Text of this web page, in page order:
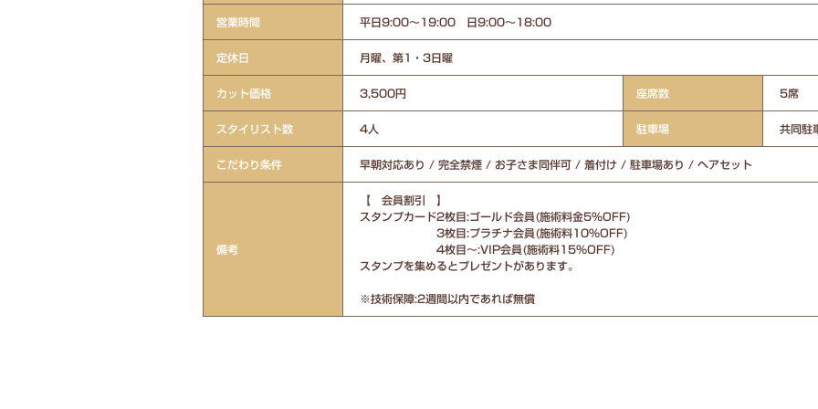
営業時間 平日9:00～19:00 日9:00～18:00
定休日 月曜、第1・3日曜
カット価格 3,500円 座席数 5席
スタイリスト数 4人 駐車場 共同駐
こだわり条件 早朝対応あり / 完全禁煙 / お子さま同伴可 / 着付け / 駐車場あり / ヘアセット
備考
【 会員割引 】
スタンプカード2枚目:ゴールド会員(施術料金5%OFF)
3枚目:プラチナ会員(施術料10%OFF)
4枚目～:VIP会員(施術料15%OFF)
スタンプを集めるとプレゼントがあります。
※技術保障:2週間以内であれば無償